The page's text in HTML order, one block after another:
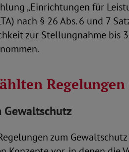
„Einrichtungen für
nach § 26 Abs. 6 und 7
zur Stellungnahme bis
Gewaltschutz
zum